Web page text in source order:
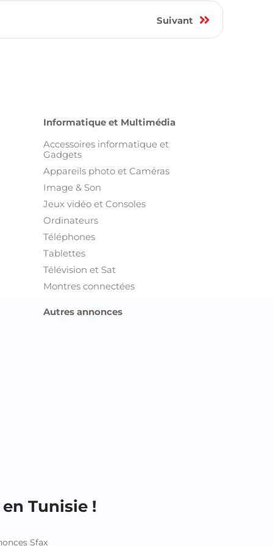
Suivant
Informatique et Multimédia
Accessoires informatique et
Gadgets
Appareils photo et Caméras
Image & Son
Jeux vidéo et Consoles
Ordinateurs
Téléphones
Tablettes
Télévision et Sat
Montres connectées
Autres annonces
Tunisie !
Sfax